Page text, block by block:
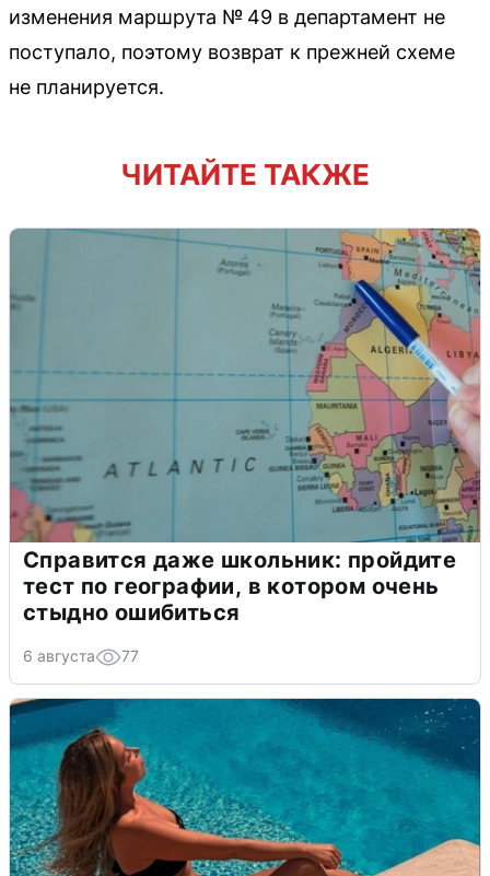
изменения маршрута № 49 в департамент не
поступало, поэтому возврат к прежней схеме
не планируется.
ЧИТАЙТЕ ТАКЖЕ
Справится даже школьник: пройдите
тест по географии, в котором очень
стыдно ошибиться
6 августа 77